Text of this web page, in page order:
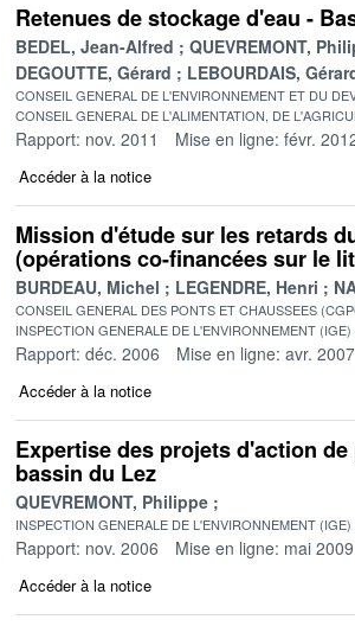
Retenues de stockage d'eau -
BEDEL, Jean-Alfred QUEVREMONT,
DEGOUTTE, Gérard
LEBOURDAIS,
CONSEIL GENERAL DE L'ENVIRONNEMENT ET DU
CONSEIL GENERAL DE L'ALIMENTATION, DE
Rapport: nov. 2011 Mise en ligne: févr.
Accéder à la notice
Mission d'étude sur les retards
(opérations co-financées sur le
BURDEAU, Michel LEGENDRE, Henri
CONSEIL GENERAL DES PONTS ET CHAUSSEES
INSPECTION GENERALE DE L'ENVIRONNEMENT (IGE)
Rapport: déc. 2006 Mise en ligne: avr. 2007
Accéder à la notice
Expertise des projets d'action
bassin du Lez
QUEVREMONT, Philippe
INSPECTION GENERALE DE L'ENVIRONNEMENT (IGE)
Rapport: nov. 2006 Mise en ligne: mai 2009
Accéder à la notice